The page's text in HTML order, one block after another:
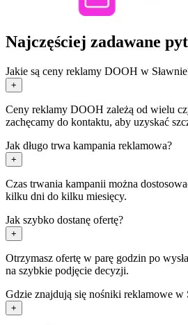
Najczęściej zadawane
Jakie są ceny reklamy DOOH w
+
Ceny reklamy DOOH zależą od wielu
zachęcamy do kontaktu, aby uzyskać
Jak długo trwa kampania reklamowa?
+
Czas trwania kampanii można
kilku dni do kilku miesięcy.
Jak szybko dostanę ofertę?
+
Otrzymasz ofertę w parę godzin po
na szybkie podjęcie decyzji.
Gdzie znajdują się nośniki reklamowe w
+